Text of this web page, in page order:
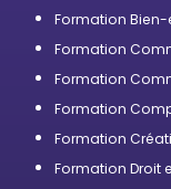
Formation Bien-
Formation
Formation
Formation
Formation
Formation Droit